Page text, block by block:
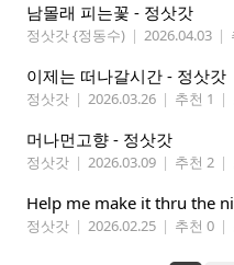
남몰래 피는꽃 - 정삿갓
정삿갓 {정동수) | 2026.04.03 |
이제는 떠나갈시간 - 정삿갓
정삿갓 | 2026.03.26 | 추천 1 |
머나먼고향 - 정삿갓
정삿갓 | 2026.03.09 | 추천 2 |
Help me make it thru the
정삿갓 | 2026.02.25 | 추천 0 |